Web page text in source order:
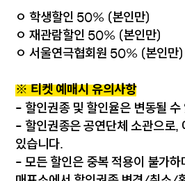
ㅇ 학생할인 50% (본인만)
ㅇ 재관람할인 50% (본인만)
ㅇ 서울연극협회원 50% (본인만)
※ 티켓 예매시 유의사항
- 할인권종 및 할인율은 변동될 수
- 할인권종은 공연단체 소관으로,
있습니다.
- 모든 할인은 중복 적용이 불가하